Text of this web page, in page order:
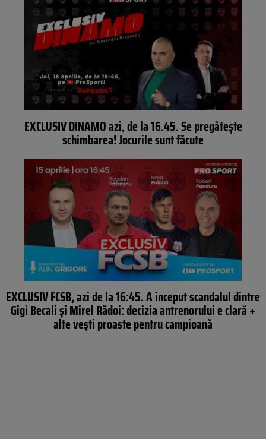
EXCLUSIV DINAMO azi, de la 16.45. Se pregătește
schimbarea! Jocurile sunt făcute
EXCLUSIV FCSB, azi de la 16:45. A început scandalul dintre
Gigi Becali și Mirel Rădoi: decizia antrenorului e clară +
alte vești proaste pentru campioană